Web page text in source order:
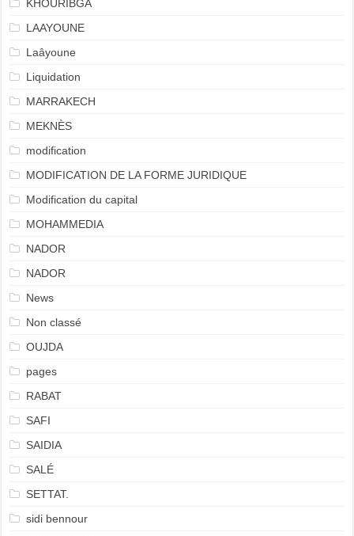
KHOURIBGA
LAAYOUNE
Laâyoune
Liquidation
MARRAKECH
MEKNÈS
modification
MODIFICATION DE LA FORME JURIDIQUE
Modification du capital
MOHAMMEDIA
NADOR
NADOR
News
Non classé
OUJDA
pages
RABAT
SAFI
SAIDIA
SALÉ
SETTAT.
sidi bennour